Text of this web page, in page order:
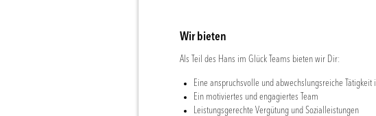
Wir bieten
Als Teil des Hans im Glück Teams bieten wir Dir:
Eine anspruchsvolle und abwechslungsreiche
Ein motiviertes und engagiertes Team
Leistungsgerechte Vergütung und Sozialleistungen